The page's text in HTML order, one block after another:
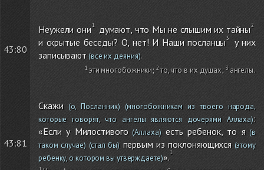
43:80
Неужели они
думают, что Мы не слышим их тайны
и скрытые беседы? О, нет! И Наши посланцы
у них
записывают(все их деяния).
эти многобожники; то, что в их душах; ангелы.
43:81
Скажи(о, Посланник)(многобожникам из твоего народа,
которые говорят, что ангелы являются дочерями Аллаха):
«Если у Милостивого(Аллаха)есть ребенок, то я(в
таком случае) (стал бы) первым из поклоняющихся (этому
ребенку, о котором вы утверждаете)».